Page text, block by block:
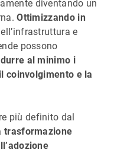
diventando un
Ottimizzando in
e
possono
al minimo i
coinvolgimento e la
più definito dal
trasformazione